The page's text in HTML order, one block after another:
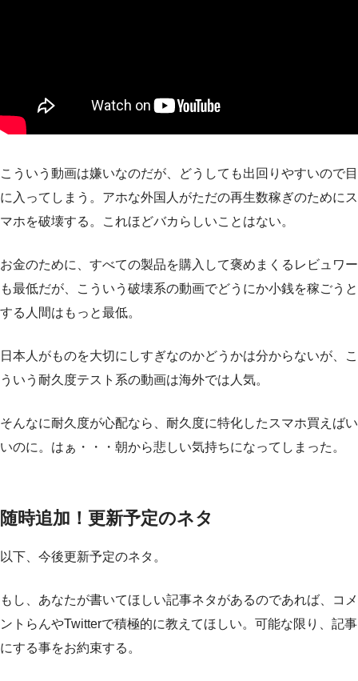
こういう動画は嫌いなのだが、どうしても出回りやすいので目
に入ってしまう。アホな外国人がただの再生数稼ぎのためにス
マホを破壊する。これほどバカらしいことはない。
お金のために、すべての製品を購入して褒めまくるレビュワー
も最低だが、こういう破壊系の動画でどうにか小銭を稼ごうと
する人間はもっと最低。
日本人がものを大切にしすぎなのかどうかは分からないが、こ
ういう耐久度テスト系の動画は海外では人気。
そんなに耐久度が心配なら、耐久度に特化したスマホ買えばい
いのに。はぁ・・・朝から悲しい気持ちになってしまった。
随時追加！更新予定のネタ
以下、今後更新予定のネタ。
もし、あなたが書いてほしい記事ネタがあるのであれば、コメ
ントらんやTwitterで積極的に教えてほしい。可能な限り、記事
にする事をお約束する。